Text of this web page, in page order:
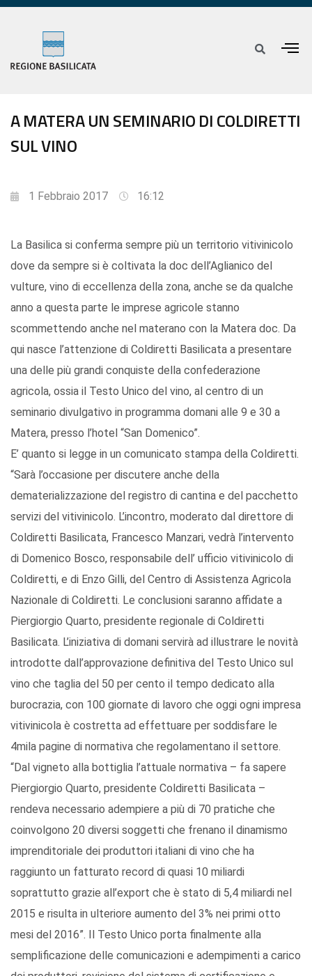
A MATERA UN SEMINARIO DI COLDIRETTI
SUL VINO
1 Febbraio 2017 16:12
La Basilica si conferma sempre più un territorio vitivinicolo
dove da sempre si è coltivata la doc dell’Aglianico del
vulture, vino di eccellenza della zona, anche se da qualche
anno a questa parte le imprese agricole stanno
scommettendo anche nel materano con la Matera doc. Da
qui nasce l’attenzione di Coldiretti Basilicata a presentare
una delle più grandi conquiste della confederazione
agricola, ossia il Testo Unico del vino, al centro di un
seminario divulgativo in programma domani alle 9 e 30 a
Matera, presso l’hotel “San Domenico”.
E’ quanto si legge in un comunicato stampa della Coldiretti.
“Sarà l’occasione per discutere anche della
dematerializzazione del registro di cantina e del pacchetto
servizi del vitivinicolo. L’incontro, moderato dal direttore di
Coldiretti Basilicata, Francesco Manzari, vedrà l’intervento
di Domenico Bosco, responsabile dell’ ufficio vitivinicolo di
Coldiretti, e di Enzo Gilli, del Centro di Assistenza Agricola
Nazionale di Coldiretti. Le conclusioni saranno affidate a
Piergiorgio Quarto, presidente regionale di Coldiretti
Basilicata. L’iniziativa di domani servirà ad illustrare le novità
introdotte dall’approvazione definitiva del Testo Unico sul
vino che taglia del 50 per cento il tempo dedicato alla
burocrazia, con 100 giornate di lavoro che oggi ogni impresa
vitivinicola è costretta ad effettuare per soddisfare le
4mila pagine di normativa che regolamentano il settore.
“Dal vigneto alla bottiglia l’attuale normativa – fa sapere
Piergiorgio Quarto, presidente Coldiretti Basilicata –
rendeva necessario adempiere a più di 70 pratiche che
coinvolgono 20 diversi soggetti che frenano il dinamismo
imprenditoriale dei produttori italiani di vino che ha
raggiunto un fatturato record di quasi 10 miliardi
soprattutto grazie all’export che è stato di 5,4 miliardi nel
2015 e risulta in ulteriore aumento del 3% nei primi otto
mesi del 2016”. Il Testo Unico porta finalmente alla
semplificazione delle comunicazioni e adempimenti a carico